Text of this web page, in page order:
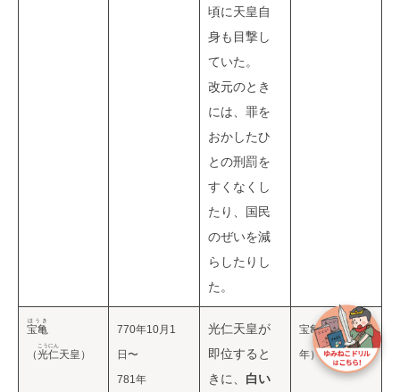
頃に天皇自
身も目撃し
ていた。
改元のとき
には、罪を
おかしたひ
との刑罰を
すくなくし
たり、国民
のぜいを減
らしたりし
た。
宝亀
ほうき
（光仁
こうにん
天皇）
770年10月1
日〜
781年
光仁天皇が
即位すると
きに、 白い
宝亀の乱（780
年）